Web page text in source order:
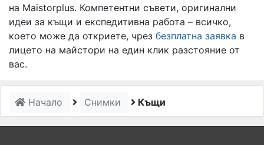
на Maistorplus. Компетентни съвети, оригинални
идеи за къщи и експедитивна работа – всичко,
което може да откриете, чрез безплатна заявка в
лицето на майстори на един клик разстояние от
вас.
Начало Снимки Къщи